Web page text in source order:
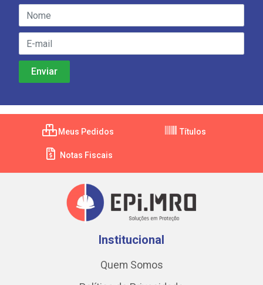
Meus Pedidos Títulos
Notas Fiscais
Institucional
Quem Somos